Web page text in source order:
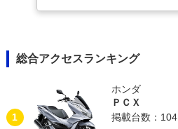
総合アクセスランキング
1
ホンダ
ＰＣＸ
掲載台数：104